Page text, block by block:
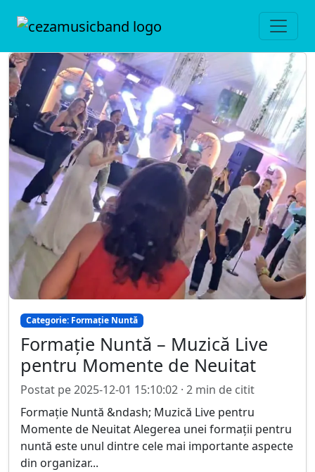
Categorie: Formație Nuntă
Formație Nuntă – Muzică Live
pentru Momente de Neuitat
Postat pe 2025-12-01 15:10:02 · 2 min de citit
Formație Nuntă &ndash; Muzică Live pentru
Momente de Neuitat Alegerea unei formații pentru
nuntă este unul dintre cele mai importante aspecte
din organizar...